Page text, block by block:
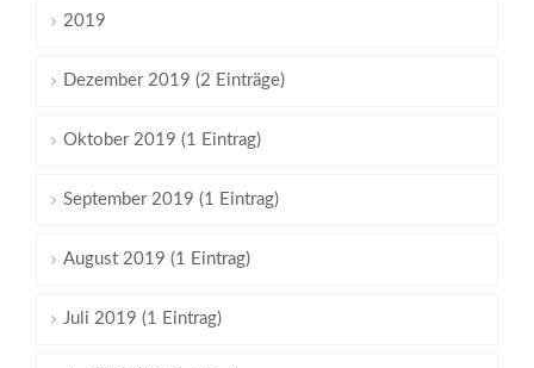
2019
Dezember 2019 (2 Einträge)
Oktober 2019 (1 Eintrag)
September 2019 (1 Eintrag)
August 2019 (1 Eintrag)
Juli 2019 (1 Eintrag)